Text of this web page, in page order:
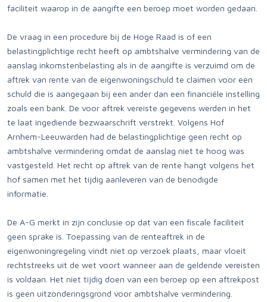
faciliteit waarop in de aangifte een beroep moet worden gedaan.
De vraag in een procedure bij de Hoge Raad is of een
belastingplichtige recht heeft op ambtshalve vermindering van de
aanslag inkomstenbelasting als in de aangifte is verzuimd om de
aftrek van rente van de eigenwoningschuld te claimen voor een
schuld die is aangegaan bij een ander dan een financiële instelling
zoals een bank. De voor aftrek vereiste gegevens werden in het
te laat ingediende bezwaarschrift verstrekt. Volgens Hof
Arnhem-Leeuwarden had de belastingplichtige geen recht op
ambtshalve vermindering omdat de aanslag niet te hoog was
vastgesteld. Het recht op aftrek van de rente hangt volgens het
hof samen met het tijdig aanleveren van de benodigde
informatie.
De A-G merkt in zijn conclusie op dat van een fiscale faciliteit
geen sprake is. Toepassing van de renteaftrek in de
eigenwoningregeling vindt niet op verzoek plaats, maar vloeit
rechtstreeks uit de wet voort wanneer aan de geldende vereisten
is voldaan. Het niet tijdig doen van een beroep op een aftrekpost
is geen uitzonderingsgrond voor ambtshalve vermindering.